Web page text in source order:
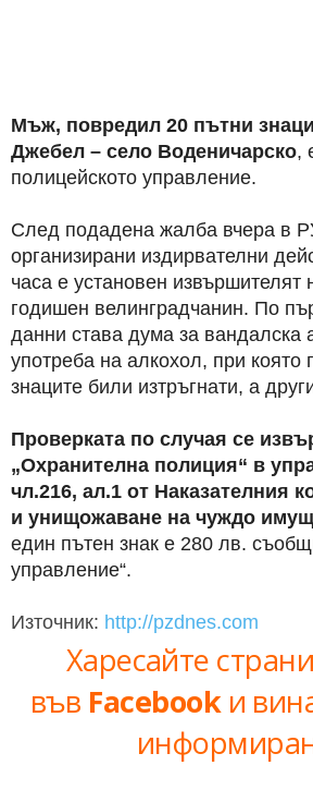
Мъж, повредил 20 пътни
Джебел – село Воденичарско,
полицейското управление.
След подадена жалба вчера в
организирани издирвателни
часа е установен извършителят
годишен велинградчанин. По
данни става дума за вандалска
употреба на алкохол, при която
знаците били изтръгнати, а
Проверката по случая се
„Охранителна полиция“ в
чл.216, ал.1 от Наказателния
и унищожаване на чуждо
един пътен знак е 280 лв.
управление“.
Източник: http://pzdnes.com
Харесайте
във Facebook и